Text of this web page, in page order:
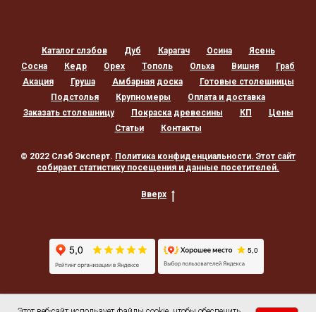
Каталог слэбов Дуб Карагач Осина
Ясень
Сосна
Кедр Орех Тополь Ольха Вишня
Граб
Акация
Груша Амбарная доска
Готовые столешницы
Подстолья
Крупномеры
Оплата и доставка
Заказать столешницу
Покраска древесины КП
Цены
Статьи
Контакты
© 2022 Слэб Эксперт. Политика конфиденциальности. Этот сайт
собирает статистику посещения и данные посетителей.
Вверх